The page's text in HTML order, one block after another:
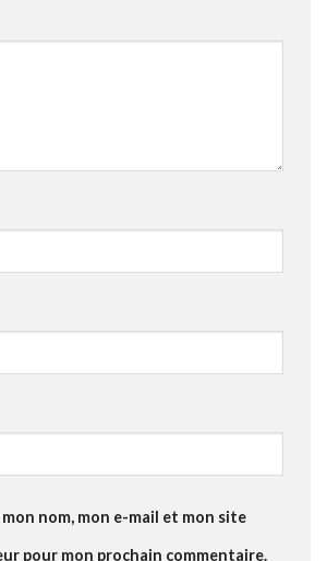
nom, mon e-mail et mon site
pour mon prochain commentaire.